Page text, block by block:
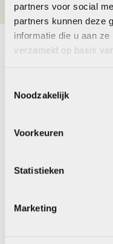
partners voor social
partners kunnen deze
informatie die u aan
verzameld op basis
Noodzakelijk
Voorkeuren
Statistieken
Marketing